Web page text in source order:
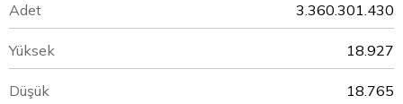
Adet 3.360.301.430
Yüksek 18.927
Düşük 18.765